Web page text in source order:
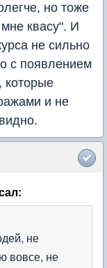
но тоже
квасу". И
не сильно
с появлением
которые
и не
не
вовсе, не